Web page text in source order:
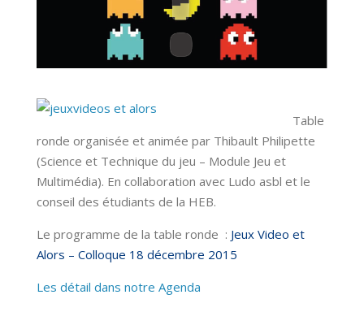
Table
ronde organisée et animée par Thibault Philipette
(Science et Technique du jeu – Module Jeu et
Multimédia). En collaboration avec Ludo asbl et le
conseil des étudiants de la HEB.
Le programme de la table ronde : Jeux Video et
Alors – Colloque 18 décembre 2015
Les détail dans notre Agenda